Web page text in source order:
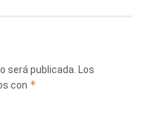
será publicada.
Los
con *